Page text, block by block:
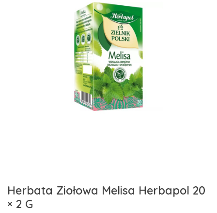
Herbata Ziołowa Melisa Herbapol 20
× 2 G